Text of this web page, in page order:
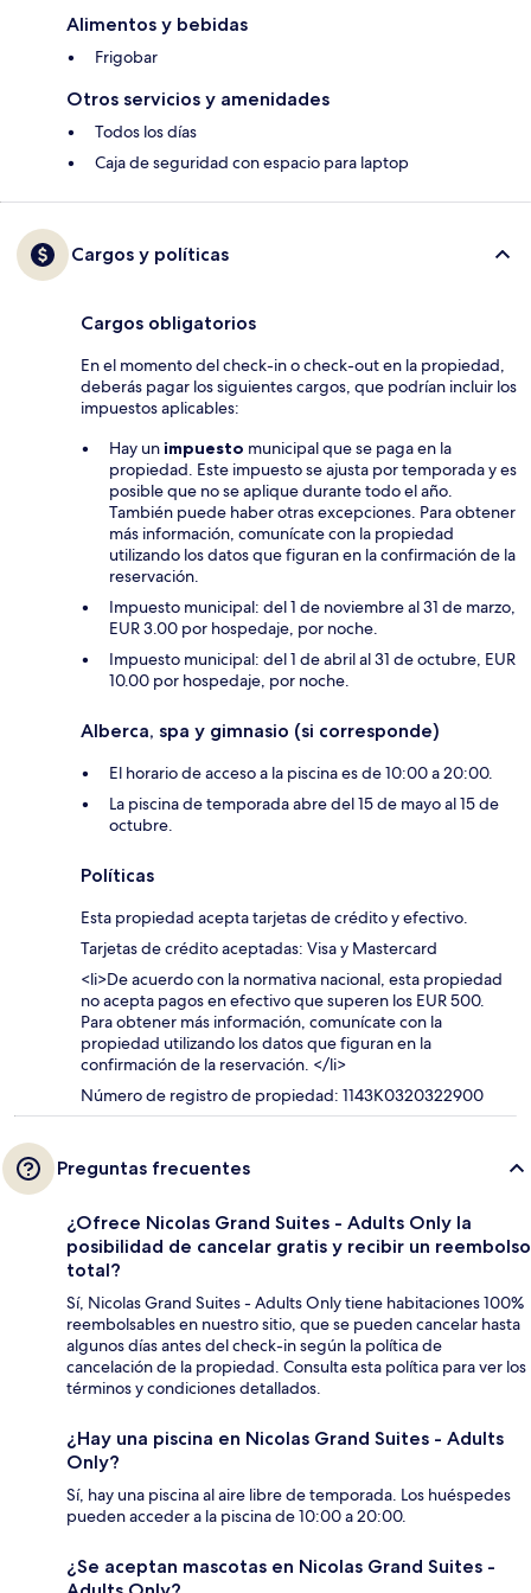
Alimentos y bebidas
Frigobar
Otros servicios y amenidades
Todos los días
Caja de seguridad con espacio para laptop
Cargos y políticas
Cargos obligatorios
En el momento del check-in o check-out en la propiedad,
deberás pagar los siguientes cargos, que podrían incluir los
impuestos aplicables:
Hay unimpuesto municipal que se paga en la
propiedad. Este impuesto se ajusta por temporada y es
posible que no se aplique durante todo el año.
También puede haber otras excepciones. Para obtener
más información, comunícate con la propiedad
utilizando los datos que figuran en la confirmación de la
reservación.
Impuesto municipal: del 1 de noviembre al 31 de marzo,
EUR 3.00 por hospedaje, por noche.
Impuesto municipal: del 1 de abril al 31 de octubre, EUR
10.00 por hospedaje, por noche.
Alberca, spa y gimnasio (si corresponde)
El horario de acceso a la piscina es de 10:00 a 20:00.
La piscina de temporada abre del 15 de mayo al 15 de
octubre.
Políticas
Esta propiedad acepta tarjetas de crédito y efectivo.
Tarjetas de crédito aceptadas: Visa y Mastercard
<li>De acuerdo con la normativa nacional, esta propiedad
no acepta pagos en efectivo que superen los EUR 500.
Para obtener más información, comunícate con la
propiedad utilizando los datos que figuran en la
confirmación de la reservación. </li>
Número de registro de propiedad: 1143K0320322900
Preguntas frecuentes
¿Ofrece Nicolas Grand Suites - Adults Only la
posibilidad de cancelar gratis y recibir un reembolso
total?
Sí, Nicolas Grand Suites - Adults Only tiene habitaciones 100%
reembolsables en nuestro sitio, que se pueden cancelar hasta
algunos días antes del check-in según la política de
cancelación de la propiedad. Consulta esta política para ver los
términos y condiciones detallados.
¿Hay una piscina en Nicolas Grand Suites - Adults
Only?
Sí, hay una piscina al aire libre de temporada. Los huéspedes
pueden acceder a la piscina de 10:00 a 20:00.
¿Se aceptan mascotas en Nicolas Grand Suites -